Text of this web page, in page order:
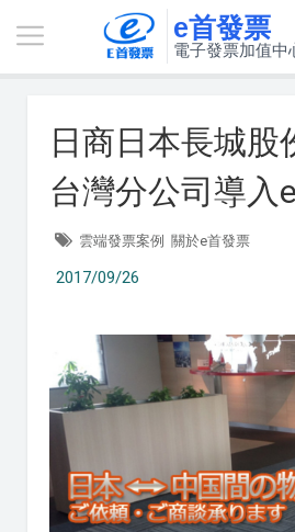
e首發票
電子發票加值中
日商日本長城股
台灣分公司導入
雲端發票案例 關於e首發票
2017/09/26